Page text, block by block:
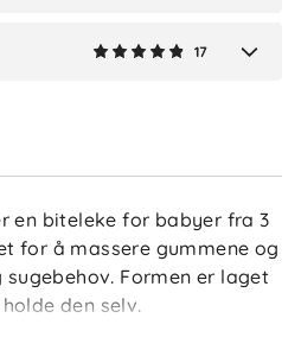
17
en biteleke for babyer fra 3
for å massere gummene og
Formen er laget
den selv.